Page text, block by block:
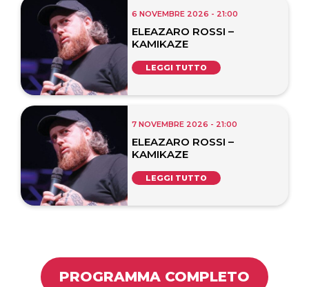
6 NOVEMBRE 2026 - 21:00
ELEAZARO ROSSI –
KAMIKAZE
LEGGI TUTTO
7 NOVEMBRE 2026 - 21:00
ELEAZARO ROSSI –
KAMIKAZE
LEGGI TUTTO
PROGRAMMA COMPLETO